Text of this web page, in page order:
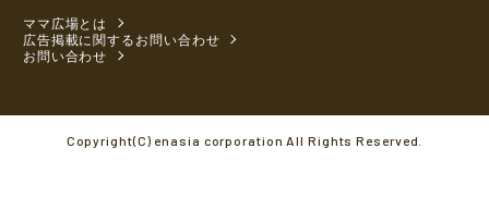
ママ広場とは
広告掲載に関するお問い合わせ
お問い合わせ
Copyright(C) enasia corporation All Rights Reserved.